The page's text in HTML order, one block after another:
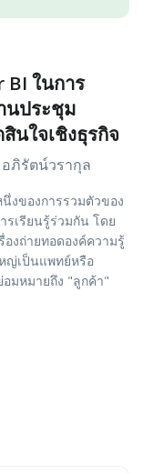
BI ในการ
นประชุม
นใจเชิงธุรกิจ
ภิรัตน์วรากุล
งของการรวมตัวของ
เรียนรู้ร่วมกัน โดย
องถ่ายทอดองค์ความรู้
ญ่เป็นแพทย์หรือ
มหมายถึง "ลูกค้า"